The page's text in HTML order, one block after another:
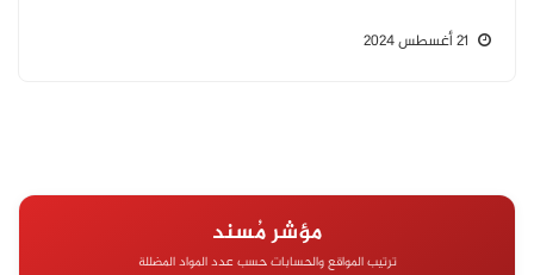
مؤشر مُسند
ترتيب المواقع والحسابات حسب عدد المواد المضللة